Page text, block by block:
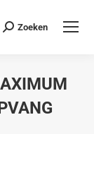
Zoeken